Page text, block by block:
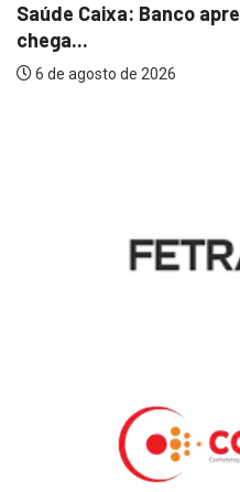
Saúde Caixa: Banco
chega...
6 de agosto de 2026